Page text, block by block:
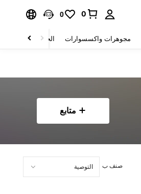
0
0
مجوهرات واكسسوارات الحقائب والأمتعة
متابع
صنف ب